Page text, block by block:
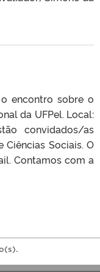
o encontro sobre o
da UFPel. Local:
convidados/as
Sociais. O
Contamos com a